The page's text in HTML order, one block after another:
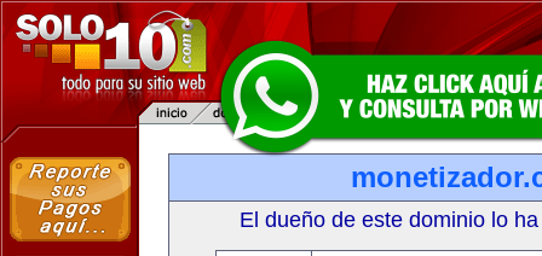
El dueño de este dominio lo